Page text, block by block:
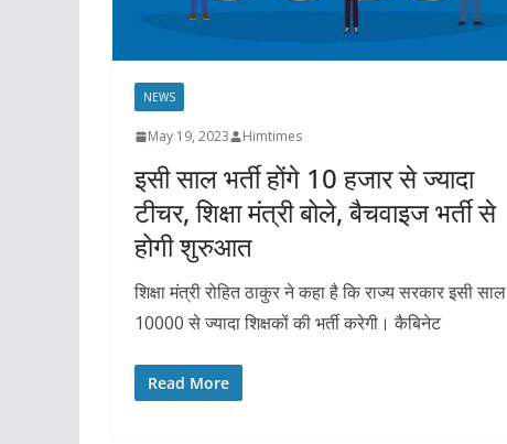
NEWS
May 19, 2023 Himtimes
इसी साल भर्ती होंगे 10 हजार से ज्यादा
टीचर, शिक्षा मंत्री बोले, बैचवाइज भर्ती से
होगी शुरुआत
शिक्षा मंत्री रोहित ठाकुर ने कहा है कि राज्य सरकार इसी साल
10000 से ज्यादा शिक्षकों की भर्ती करेगी। कैबिनेट
Read More